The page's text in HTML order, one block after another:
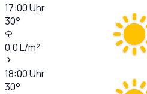
17:00Uhr
30°
0,0L/m²
18:00Uhr
30°